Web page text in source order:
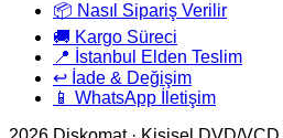
📦 Nasıl Sipariş Verilir
🚚 Kargo Süreci
📍 İstanbul Elden Teslim
↩️ İade & Değişim
📱 WhatsApp İletişim